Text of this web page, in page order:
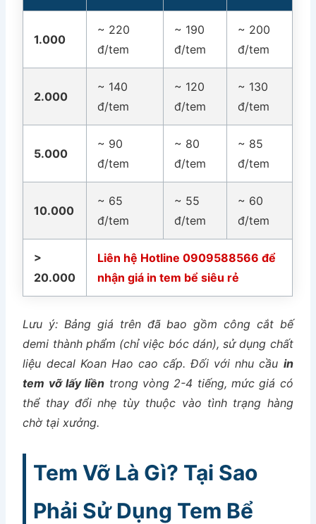
1.000
~ 220
đ/tem
~ 190
đ/tem
~ 200
đ/tem
2.000
~ 140
đ/tem
~ 120
đ/tem
~ 130
đ/tem
5.000
~ 90
đ/tem
~ 80
đ/tem
~ 85
đ/tem
10.000
~ 65
đ/tem
~ 55
đ/tem
~ 60
đ/tem
>
20.000
Liên hệ Hotline 0909588566 để
nhận giá in tem bể siêu rẻ
Lưu ý: Bảng giá trên đã bao gồm công cắt bế
demi thành phẩm (chỉ việc bóc dán), sử dụng chất
liệu decal Koan Hao cao cấp. Đối với nhu cầu in
tem vỡ lấy liền trong vòng 2-4 tiếng, mức giá có
thể thay đổi nhẹ tùy thuộc vào tình trạng hàng
chờ tại xưởng.
Tem Vỡ Là Gì? Tại Sao
Phải Sử Dụng Tem Bể